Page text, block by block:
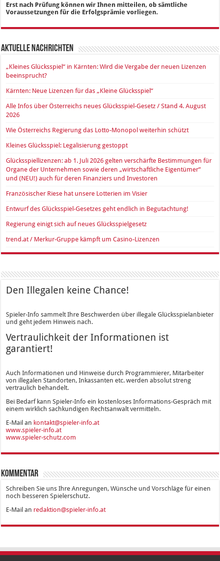
Erst nach Prüfung können wir Ihnen mitteilen, ob sämtliche
Voraussetzungen für die Erfolgsprämie vorliegen.
Aktuelle Nachrichten
„Kleines Glücksspiel“ in Kärnten: Wird die Vergabe der neuen Lizenzen
beeinsprucht?
Kärnten: Neue Lizenzen für das „Kleine Glücksspiel“
Alle Infos über Österreichs neues Glücksspiel-Gesetz / Stand 4. August
2026
Wie Österreichs Regierung das Lotto-Monopol weiterhin schützt
Kleines Glücksspiel: Legalisierung gestoppt
Glücksspiellizenzen: ab 1. Juli 2026 gelten verschärfte Bestimmungen für
Organe der Unternehmen sowie deren „wirtschaftliche Eigentümer“
und (NEU!) auch für deren Finanziers und Investoren
Französischer Riese hat unsere Lotterien im Visier
Entwurf des Glücksspiel-Gesetzes geht endlich in Begutachtung!
Regierung einigt sich auf neues Glücksspielgesetz
trend.at / Merkur-Gruppe kämpft um Casino-Lizenzen
Den Illegalen keine Chance!
Spieler-Info sammelt Ihre Beschwerden über illegale Glücksspielanbieter
und geht jedem Hinweis nach.
Vertraulichkeit der Informationen ist
garantiert!
Auch Informationen und Hinweise durch Programmierer, Mitarbeiter
von illegalen Standorten, Inkassanten etc. werden absolut streng
vertraulich behandelt.
Bei Bedarf kann Spieler-Info ein kostenloses Informations-Gespräch mit
einem wirklich sachkundigen Rechtsanwalt vermitteln.
E-Mail an kontakt@spieler-info.at
www.spieler-info.at
www.spieler-schutz.com
Kommentar
Schreiben Sie uns Ihre Anregungen, Wünsche und Vorschläge für einen
noch besseren Spielerschutz.
E-Mail an redaktion@spieler-info.at